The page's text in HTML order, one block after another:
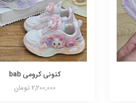
کتونی کرومی bab
2,200,000 تومان